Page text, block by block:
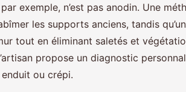
exemple, n’est pas anodin. Une
les supports anciens, tandis
tout en éliminant saletés et
propose un diagnostic
ou crépi.